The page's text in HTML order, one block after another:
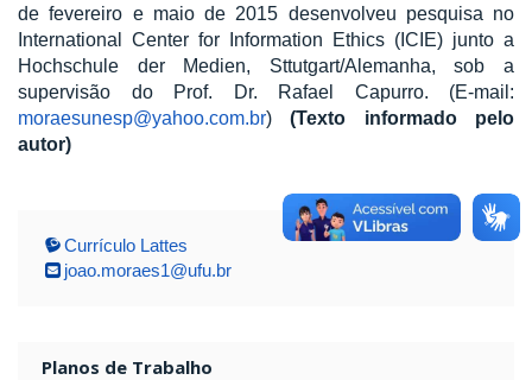
de fevereiro e maio de 2015 desenvolveu pesquisa no
International Center for Information Ethics (ICIE) junto a
Hochschule der Medien, Sttutgart/Alemanha, sob a
supervisão do Prof. Dr. Rafael Capurro. (E-mail:
moraesunesp@yahoo.com.br) (Texto informado pelo
autor)
Currículo Lattes
joao.moraes1@ufu.br
Planos de Trabalho